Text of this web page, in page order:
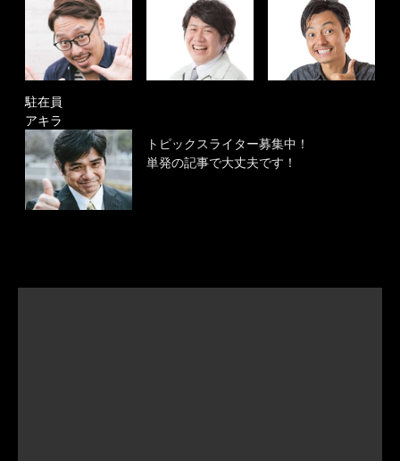
駐在員
アキラ
トピックスライター募集中！
単発の記事で大丈夫です！